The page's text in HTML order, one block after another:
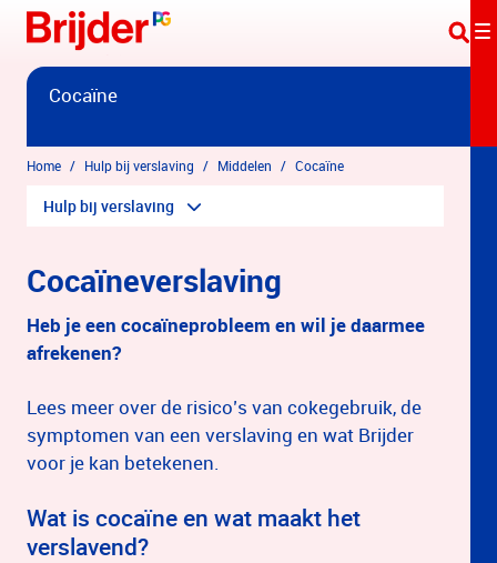
Overslaan en naar hoofdinhoud gaan
Cocaïne
Home Hulp bij verslaving Middelen Cocaïne
Hulp bij verslaving
Cocaïneverslaving
Heb je een cocaïneprobleem en wil je daarmee
afrekenen?
Lees meer over de risico’s van cokegebruik, de
symptomen van een verslaving en wat Brijder
voor je kan betekenen.
Wat is cocaïne en wat maakt het
verslavend?